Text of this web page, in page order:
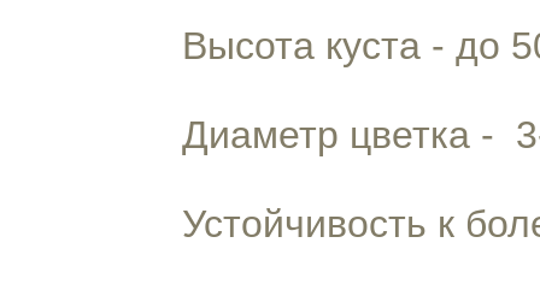
Высота куста - до
Диаметр цветка -
Устойчивость к